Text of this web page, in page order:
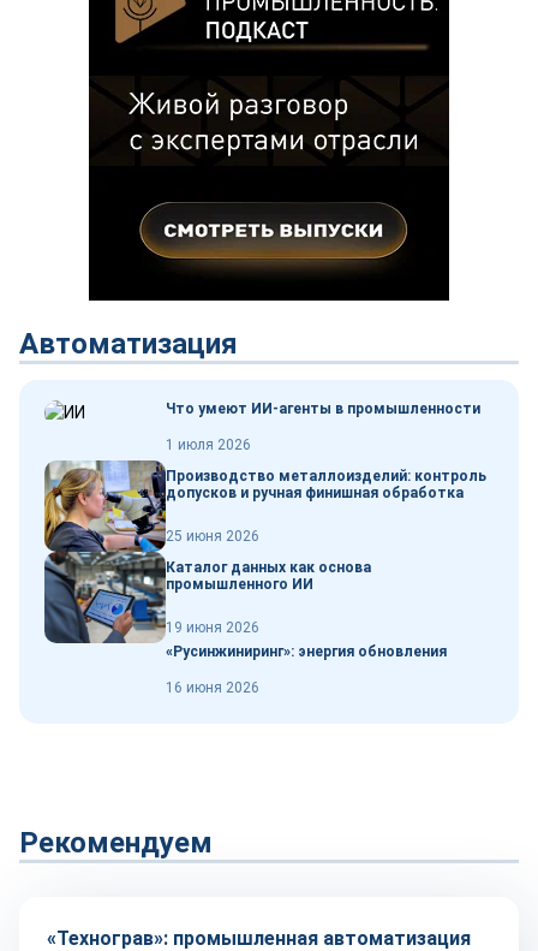
Автоматизация
Что умеют ИИ-агенты в промышленности
1 июля 2026
Производство металлоизделий: контроль
допусков и ручная финишная обработка
25 июня 2026
Каталог данных как основа
промышленного ИИ
19 июня 2026
«Русинжиниринг»: энергия обновления
16 июня 2026
Рекомендуем
Автоматизация
«Технограв»: промышленная автоматизация